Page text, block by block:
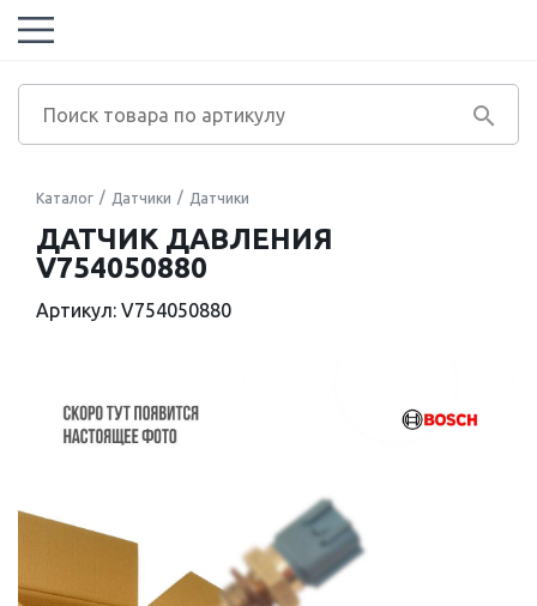
Каталог Датчики Датчики
ДАТЧИК ДАВЛЕНИЯ
V754050880
Артикул: V754050880